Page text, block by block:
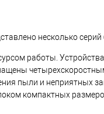
несколько
работы.
пыли и неприятных
компактных